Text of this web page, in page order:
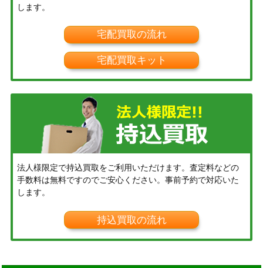
します。
宅配買取の流れ
宅配買取キット
法人様限定で持込買取をご利用いただけます。査定料などの
手数料は無料ですのでご安心ください。事前予約で対応いた
します。
持込買取の流れ